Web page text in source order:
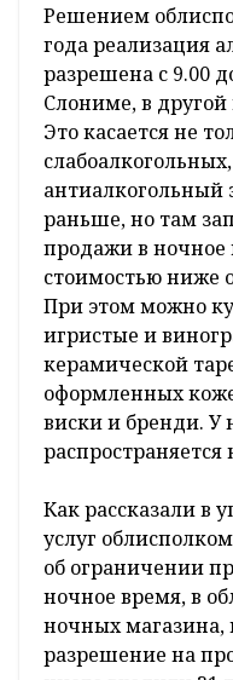
Решением
года реализация
разрешена с 9.00
Слониме, в другой
Это касается не
антиалкогольный
раньше, но там
продажи в ночное
стоимостью ниже
При этом можно
игристые и
керамической
оформленных
виски и бренди. У
распространяется
Как рассказали в
услуг
об ограничении
ночное время, в
ночных магазина,
разрешение на